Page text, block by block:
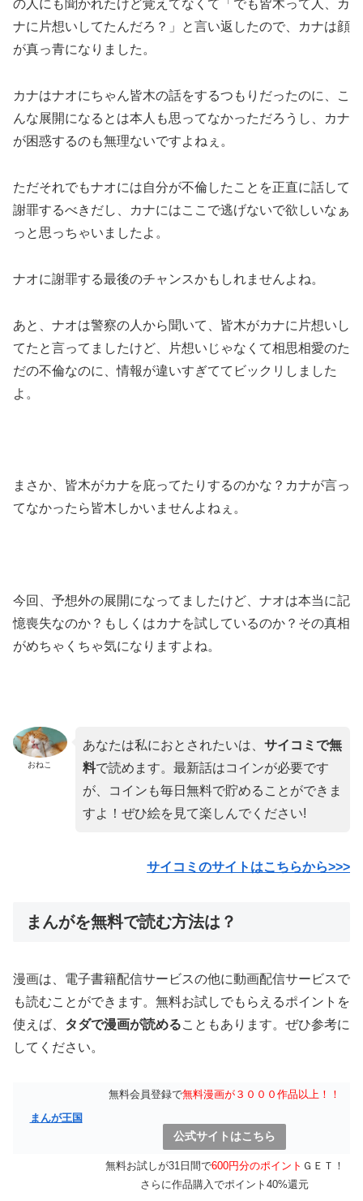
の人にも聞かれたけど覚えてなくて「でも皆木って人、カ
ナに片想いしてたんだろ？」と言い返したので、カナは顔
が真っ青になりました。
カナはナオにちゃん皆木の話をするつもりだったのに、こ
んな展開になるとは本人も思ってなかっただろうし、カナ
が困惑するのも無理ないですよねぇ。
ただそれでもナオには自分が不倫したことを正直に話して
謝罪するべきだし、カナにはここで逃げないで欲しいなぁ
っと思っちゃいましたよ。
ナオに謝罪する最後のチャンスかもしれませんよね。
あと、ナオは警察の人から聞いて、皆木がカナに片想いし
てたと言ってましたけど、片想いじゃなくて相思相愛のた
だの不倫なのに、情報が違いすぎててビックリしました
よ。
まさか、皆木がカナを庇ってたりするのかな？カナが言っ
てなかったら皆木しかいませんよねぇ。
今回、予想外の展開になってましたけど、ナオは本当に記
憶喪失なのか？もしくはカナを試しているのか？その真相
がめちゃくちゃ気になりますよね。
おねこ
あなたは私におとされたいは、 サイコミで無
料で読めます。最新話はコインが必要です
が、コインも毎日無料で貯めることができま
すよ！ぜひ絵を見て楽しんでください!
サイコミのサイトはこちらから>>>
まんがを無料で読む方法は？
漫画は、電子書籍配信サービスの他に動画配信サービスで
も読むことができます。無料お試しでもらえるポイントを
使えば、 タダで漫画が読めることもあります。ぜひ参考に
してください。
まんが王国
無料会員登録で無料漫画が３０００作品以上！！
公式サイトはこちら
無料お試しが31日間で600円分のポイント ＧＥＴ！
さらに作品購入でポイント40%還元